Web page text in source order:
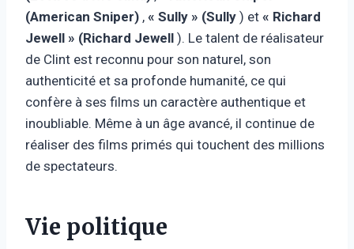
(American Sniper) , « Sully » (Sully ) et « Richard
Jewell » (Richard Jewell ). Le talent de réalisateur
de Clint est reconnu pour son naturel, son
authenticité et sa profonde humanité, ce qui
confère à ses films un caractère authentique et
inoubliable. Même à un âge avancé, il continue de
réaliser des films primés qui touchent des millions
de spectateurs.
Vie politique